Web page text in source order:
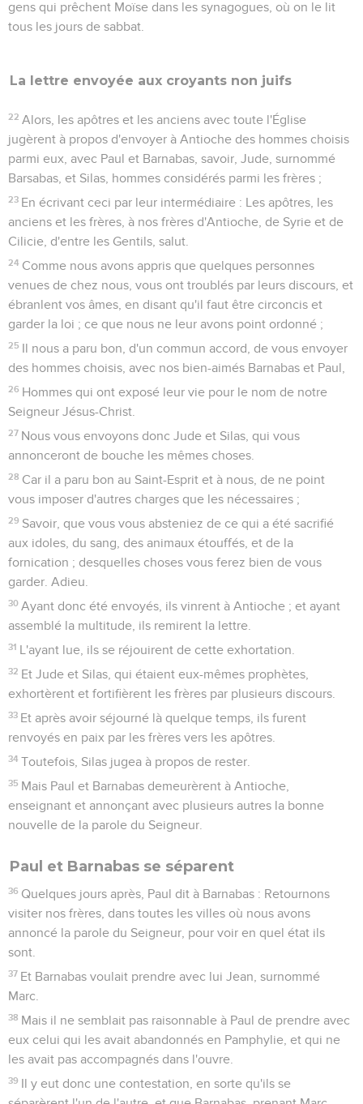
gens qui prêchent Moïse dans les synagogues, où on le lit
tous les jours de sabbat.
La lettre envoyée aux croyants non juifs
22 Alors, les apôtres et les anciens avec toute l'Église
jugèrent à propos d'envoyer à Antioche des hommes choisis
parmi eux, avec Paul et Barnabas, savoir, Jude, surnommé
Barsabas, et Silas, hommes considérés parmi les frères ;
23 En écrivant ceci par leur intermédiaire : Les apôtres, les
anciens et les frères, à nos frères d'Antioche, de Syrie et de
Cilicie, d'entre les Gentils, salut.
24 Comme nous avons appris que quelques personnes
venues de chez nous, vous ont troublés par leurs discours, et
ébranlent vos âmes, en disant qu'il faut être circoncis et
garder la loi ; ce que nous ne leur avons point ordonné ;
25 Il nous a paru bon, d'un commun accord, de vous envoyer
des hommes choisis, avec nos bien-aimés Barnabas et Paul,
26 Hommes qui ont exposé leur vie pour le nom de notre
Seigneur Jésus-Christ.
27 Nous vous envoyons donc Jude et Silas, qui vous
annonceront de bouche les mêmes choses.
28 Car il a paru bon au Saint-Esprit et à nous, de ne point
vous imposer d'autres charges que les nécessaires ;
29 Savoir, que vous vous absteniez de ce qui a été sacrifié
aux idoles, du sang, des animaux étouffés, et de la
fornication ; desquelles choses vous ferez bien de vous
garder. Adieu.
30 Ayant donc été envoyés, ils vinrent à Antioche ; et ayant
assemblé la multitude, ils remirent la lettre.
31 L'ayant lue, ils se réjouirent de cette exhortation.
32 Et Jude et Silas, qui étaient eux-mêmes prophètes,
exhortèrent et fortifièrent les frères par plusieurs discours.
33 Et après avoir séjourné là quelque temps, ils furent
renvoyés en paix par les frères vers les apôtres.
34 Toutefois, Silas jugea à propos de rester.
35 Mais Paul et Barnabas demeurèrent à Antioche,
enseignant et annonçant avec plusieurs autres la bonne
nouvelle de la parole du Seigneur.
Paul et Barnabas se séparent
36 Quelques jours après, Paul dit à Barnabas : Retournons
visiter nos frères, dans toutes les villes où nous avons
annoncé la parole du Seigneur, pour voir en quel état ils
sont.
37 Et Barnabas voulait prendre avec lui Jean, surnommé
Marc.
38 Mais il ne semblait pas raisonnable à Paul de prendre avec
eux celui qui les avait abandonnés en Pamphylie, et qui ne
les avait pas accompagnés dans l'ouvre.
39 Il y eut donc une contestation, en sorte qu'ils se